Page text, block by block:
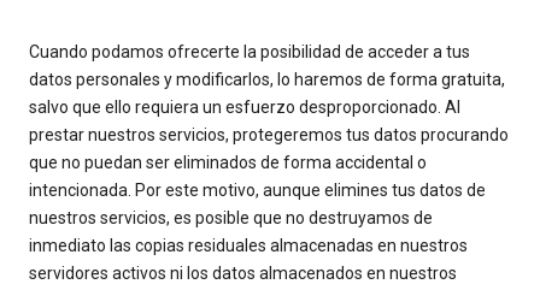
Cuando podamos ofrecerte la posibilidad de acceder a tus
datos personales y modificarlos, lo haremos de forma gratuita,
salvo que ello requiera un esfuerzo desproporcionado. Al
prestar nuestros servicios, protegeremos tus datos procurando
que no puedan ser eliminados de forma accidental o
intencionada. Por este motivo, aunque elimines tus datos de
nuestros servicios, es posible que no destruyamos de
inmediato las copias residuales almacenadas en nuestros
servidores activos ni los datos almacenados en nuestros